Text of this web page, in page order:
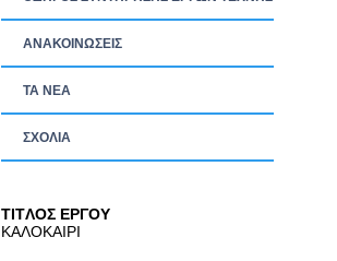
ΑΝΑΚΟΙΝΩΣΕΙΣ
ΤΑ ΝEΑ
ΣΧΟΛΙΑ
TITΛΟΣ ΕΡΓΟΥ
ΚΑΛΟΚΑΙΡΙ